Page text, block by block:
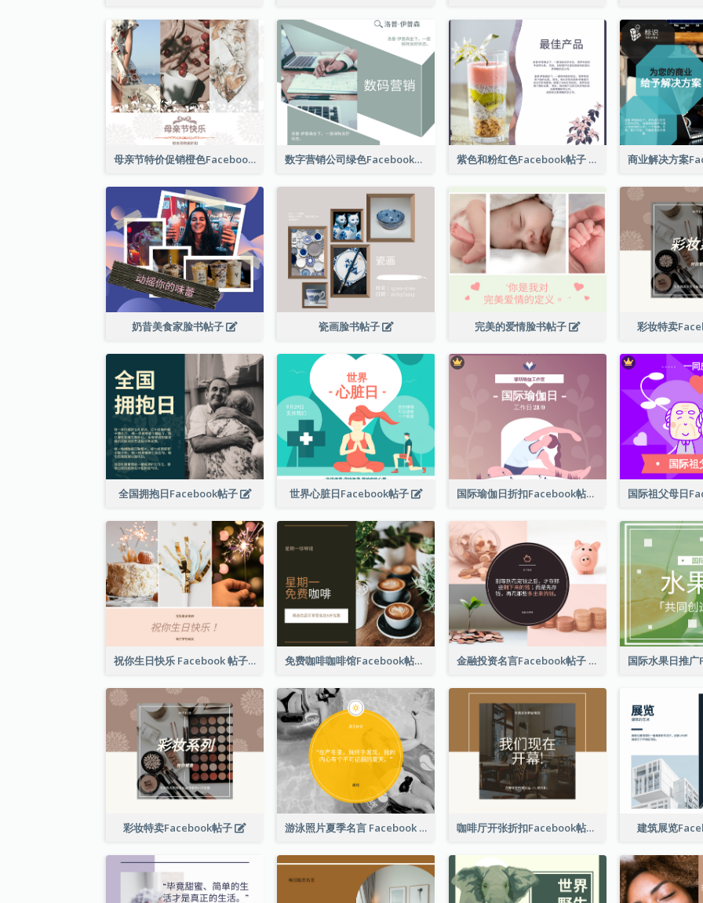
母亲节特价促销橙色Facebook帖子 数字营销公司绿色Facebook帖子 紫色和粉红色Facebook帖子
奶昔美食家脸书帖子 瓷画脸书帖子 完美的爱情脸书帖子 彩妆特卖
全国拥抱日Facebook帖子 世界心脏日Facebook帖子 国际瑜伽日折扣Facebook帖子
祝你生日快乐 Facebook 帖子 免费咖啡咖啡馆Facebook帖子 金融投资名言Facebook帖子
彩妆特卖Facebook帖子 游泳照片夏季名言 Facebook 帖子 咖啡厅开张折扣Facebook帖子 建筑展览